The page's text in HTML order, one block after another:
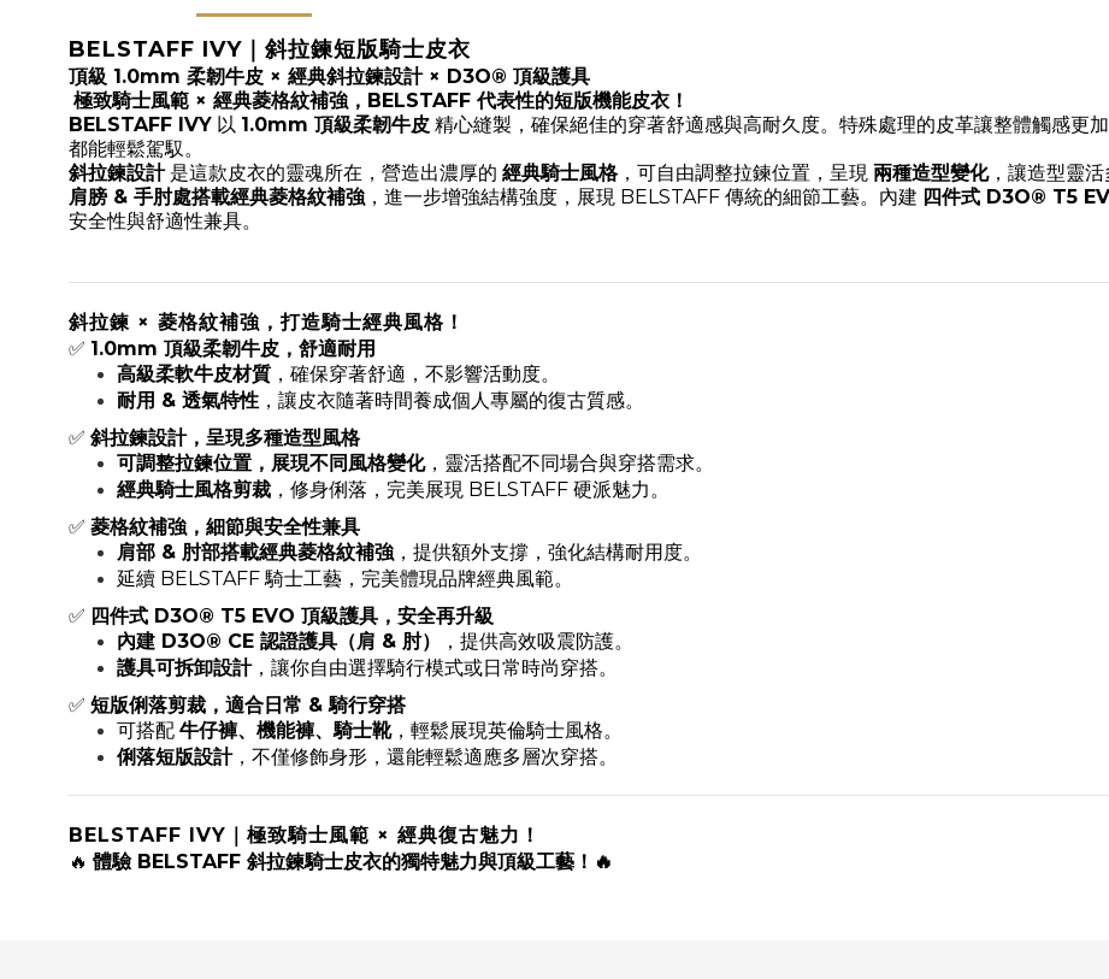
BELSTAFF IVY｜斜拉鍊短版騎士皮衣
頂級 1.0mm 柔韌牛皮 × 經典斜拉鍊設計 × D3O® 頂級護具
極致騎士風範 × 經典菱格紋補強，BELSTAFF 代表性的短版機能皮衣！
BELSTAFF IVY 以 1.0mm 頂級柔韌牛皮 精心縫製，確保絕佳的穿著舒適感與高耐久度。特殊處理的皮革讓整體觸感更
都能輕鬆駕馭。
斜拉鍊設計是這款皮衣的靈魂所在，營造出濃厚的 經典騎士風格，可自由調整拉鍊位置，呈現 兩種造型變化，讓造型靈活
肩膀 & 手肘處搭載經典菱格紋補強 ，進一步增強結構強度，展現 BELSTAFF 傳統的細節工藝。內建 四件式 D3O® T5
安全性與舒適性兼具。
斜拉鍊 × 菱格紋補強，打造騎士經典風格！
✅ 1.0mm 頂級柔韌牛皮，舒適耐用
高級柔軟牛皮材質 ，確保穿著舒適，不影響活動度。
耐用 & 透氣特性 ，讓皮衣隨著時間養成個人專屬的復古質感。
✅ 斜拉鍊設計，呈現多種造型風格
可調整拉鍊位置，展現不同風格變化，靈活搭配不同場合與穿搭需求。
經典騎士風格剪裁 ，修身俐落，完美展現 BELSTAFF 硬派魅力。
✅ 菱格紋補強，細節與安全性兼具
肩部 & 肘部搭載經典菱格紋補強 ，提供額外支撐，強化結構耐用度。
延續 BELSTAFF 騎士工藝，完美體現品牌經典風範。
✅ 四件式 D3O® T5 EVO 頂級護具，安全再升級
內建 D3O® CE 認證護具（肩 & 肘）
，提供高效吸震防護。
護具可拆卸設計，讓你自由選擇騎行模式或日常時尚穿搭。
✅ 短版俐落剪裁，適合日常 & 騎行穿搭
可搭配 牛仔褲、機能褲、騎士靴，輕鬆展現英倫騎士風格。
俐落短版設計，不僅修飾身形，還能輕鬆適應多層次穿搭。
BELSTAFF IVY｜極致騎士風範 × 經典復古魅力！
🔥 體驗 BELSTAFF 斜拉鍊騎士皮衣的獨特魅力與頂級工藝！🔥